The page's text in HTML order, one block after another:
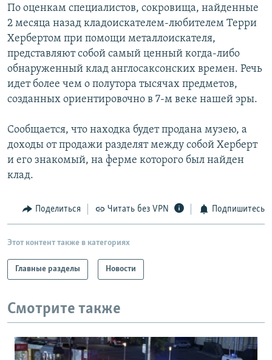
СИБИРЬ.РЕАЛИИ
РАСПИСАНИЕ ВЕЩАНИЯ
ПОДПИШИТЕСЬ НА РАССЫЛКУ
СОЦИАЛЬНЫЕ СЕТИ
Все сайты РСЕ/РС
По оценкам специалистов, сокровища, найденные
2 месяца назад кладоискателем-любителем Терри
Хербертом при помощи металлоискателя,
представляют собой самый ценный когда-либо
обнаруженный клад англосаксонских времен. Речь
идет более чем о полутора тысячах предметов,
созданных ориентировочно в 7-м веке нашей эры.
Сообщается, что находка будет продана музею, а
доходы от продажи разделят между собой Херберт
и его знакомый, на ферме которого был найден
клад.
Поделиться Читать без VPN Подпишитесь
Этот контент также в категориях
Главные разделы Новости
Смотрите также